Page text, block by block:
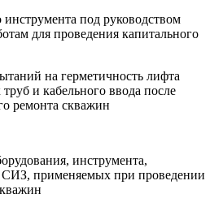
под руководством
для проведения капитального
на герметичность лифта
и кабельного ввода после
ремонта скважин
инструмента,
СИЗ, применяемых при проведении